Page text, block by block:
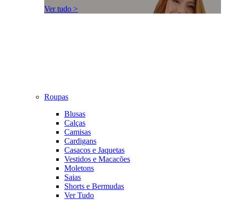
Ver tudo >
Roupas
Blusas
Calças
Camisas
Cardigans
Casacos e Jaquetas
Vestidos e Macacões
Moletons
Saias
Shorts e Bermudas
Ver Tudo